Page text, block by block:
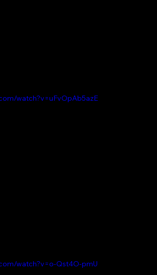
watch?v=uFvOpAb5azE
watch?v=o-Qst4O-pmU